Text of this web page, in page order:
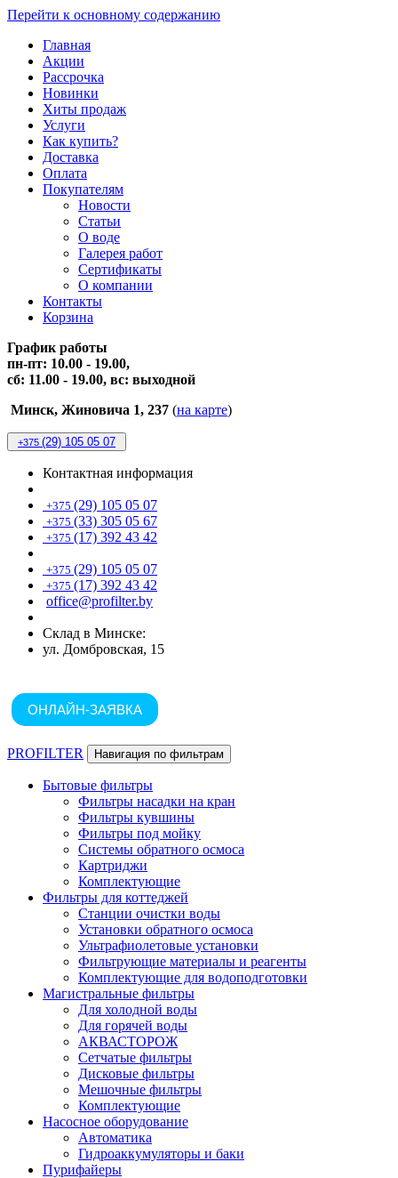
Перейти к основному содержанию
Главная
Акции
Рассрочка
Новинки
Хиты продаж
Услуги
Как купить?
Доставка
Оплата
Покупателям
Новости
Статьи
О воде
Галерея работ
Сертификаты
О компании
Контакты
Корзина
График работы
пн-пт: 10.00 - 19.00,
сб: 11.00 - 19.00, вс: выходной
Минск, Жиновича 1, 237 (на карте)
+375 (29) 105 05 07
Контактная информация
+375 (29) 105 05 07
+375 (33) 305 05 67
+375 (17) 392 43 42
+375 (29) 105 05 07
+375 (17) 392 43 42
office@profilter.by
Склад в Минске:
ул. Домбровская, 15
ОНЛАЙН-ЗАЯВКА
PROFILTER Навигация по фильтрам
Бытовые фильтры
Фильтры насадки на кран
Фильтры кувшины
Фильтры под мойку
Системы обратного осмоса
Картриджи
Комплектующие
Фильтры для коттеджей
Станции очистки воды
Установки обратного осмоса
Ультрафиолетовые установки
Фильтрующие материалы и реагенты
Комплектующие для водоподготовки
Магистральные фильтры
Для холодной воды
Для горячей воды
АКВАСТОРОЖ
Сетчатые фильтры
Дисковые фильтры
Мешочные фильтры
Комплектующие
Насосное оборудование
Автоматика
Гидроаккумуляторы и баки
Пурифайеры